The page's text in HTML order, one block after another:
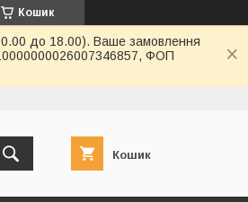
Кошик
до 18.00). Ваше замовлення
ФОП
Кошик